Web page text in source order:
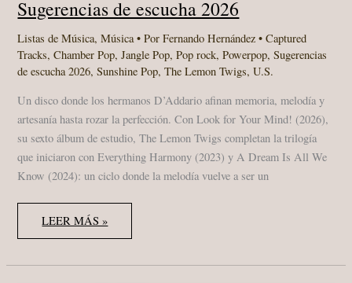
Sugerencias de escucha 2026
Listas de Música,Música• PorFernando Hernández•Captured
Tracks,Chamber Pop,Jangle Pop,Pop rock,Powerpop,Sugerencias
de escucha 2026,Sunshine Pop,The Lemon Twigs,U.S.
Un disco donde los hermanos D’Addario afinan memoria, melodía y
artesanía hasta rozar la perfección. Con Look for Your Mind! (2026),
su sexto álbum de estudio, The Lemon Twigs completan la trilogía
que iniciaron con Everything Harmony (2023) y A Dream Is All We
Know (2024): un ciclo donde la melodía vuelve a ser un
THE
LEMON
TWIGS
LOOK
LEER MÁS »